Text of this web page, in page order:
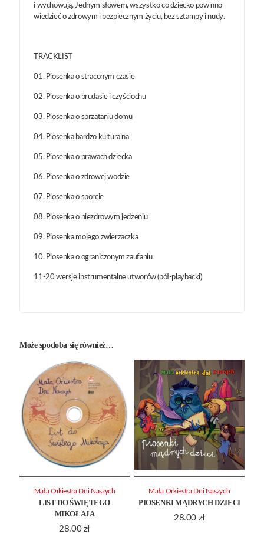
i wychowują. Jednym słowem, wszystko co dziecko powinno
wiedzieć o zdrowym i bezpiecznym życiu, bez sztampy i nudy.
TRACKLIST
01. Piosenka o straconym czasie
02. Piosenka o brudasie i czyściochu
03. Piosenka o sprzątaniu domu
04. Piosenka bardzo kulturalna
05. Piosenka o prawach dziecka
06. Piosenka o zdrowej wodzie
07. Piosenka o sporcie
08. Piosenka o niezdrowym jedzeniu
09. Piosenka mojego zwierzaczka
10. Piosenka o ograniczonym zaufaniu
11-20 wersje instrumentalne utworów (pół-playbacki)
Może spodoba się również…
LIST DO ŚWIĘTEGO
MIKOŁAJA
28.00 zł
Mała Orkiestra Dni Naszych
PIOSENKI MĄDRYCH DZIECI
28.00 zł
Mała Orkiestra Dni Naszych